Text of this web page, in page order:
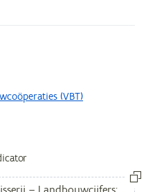
(VBT)